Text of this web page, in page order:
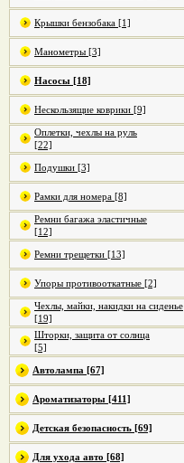
Крышки бензобака [1]
Манометры [3]
Насосы [18]
Нескользящие коврики [9]
Оплетки, чехлы на руль
[22]
Подушки [3]
Рамки для номера [8]
Ремни багажа эластичные
[12]
Ремни трещетки [13]
Упоры противооткатные [2]
Чехлы, майки, накидки на сиденье
[19]
Шторки, защита от солнца
[5]
Автолампа [67]
Ароматизаторы [411]
Детская безопасность [69]
Для ухода авто [68]